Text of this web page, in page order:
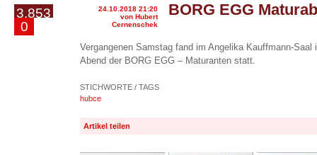
3.853
0
24.10.2018 21:20
von Hubert
Cernenschek
BORG EGG
Vergangenen Samstag fand im Angelika Kauffmann-Saal
Abend der BORG EGG – Maturanten statt.
STICHWORTE / TAGS
hubce
Artikel teilen